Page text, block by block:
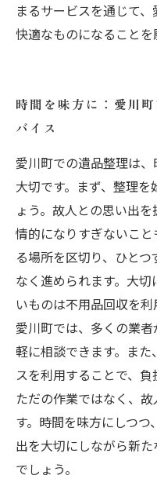
まるサービスを通じて
快適なものになることを
時間を味方に：愛川
バイス
愛川町での遺品整理は
大切です。まず、整理
ょう。故人との思い出
情的になりすぎないこ
る場所を区切り、ひと
なく進められます。大
いものは不用品回収を利
愛川町では、多くの業
軽に相談できます。ま
スを利用することで、
ただの作業ではなく、
す。時間を味方にしつ
出を大切にしながら新
でしょう。